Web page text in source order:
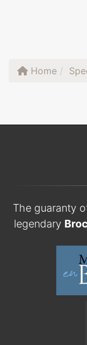
Home
The guaranty
legendary